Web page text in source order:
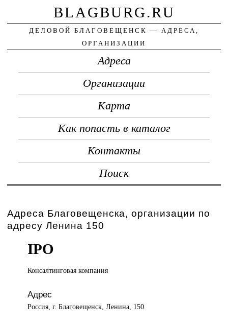
BLAGBURG.RU
ДЕЛОВОЙ БЛАГОВЕЩЕНСК — АДРЕСА,
ОРГАНИЗАЦИИ
Адреса
Организации
Карта
Как попасть в каталог
Контакты
Поиск
Адреса Благовещенска, организации по
адресу Ленина 150
IPO
Консалтинговая компания
Адрес
Россия, г. Благовещенск, Ленина, 150